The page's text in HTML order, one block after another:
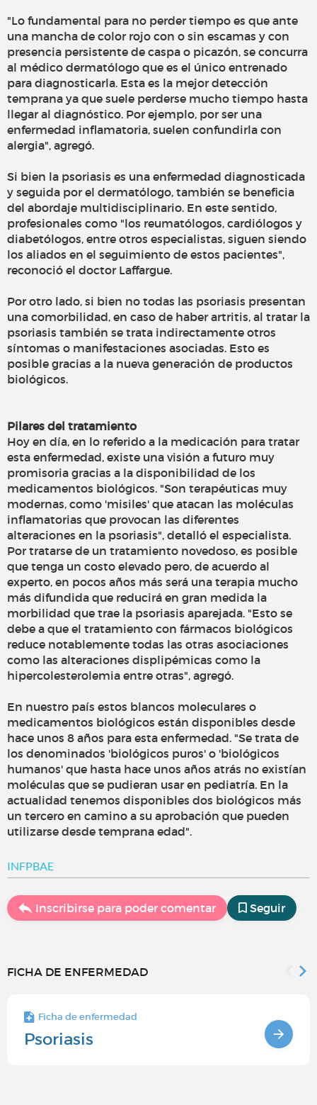
"Lo fundamental para no perder tiempo es que ante
una mancha de color rojo con o sin escamas y con
presencia persistente de caspa o picazón, se concurra
al médico dermatólogo que es el único entrenado
para diagnosticarla. Esta es la mejor detección
temprana ya que suele perderse mucho tiempo hasta
llegar al diagnóstico. Por ejemplo, por ser una
enfermedad inflamatoria, suelen confundirla con
alergia", agregó.
Si bien la psoriasis es una enfermedad diagnosticada
y seguida por el dermatólogo, también se beneficia
del abordaje multidisciplinario. En este sentido,
profesionales como "los reumatólogos, cardiólogos y
diabetólogos, entre otros especialistas, siguen siendo
los aliados en el seguimiento de estos pacientes",
reconoció el doctor Laffargue.
Por otro lado, si bien no todas las psoriasis presentan
una comorbilidad, en caso de haber artritis, al tratar la
psoriasis también se trata indirectamente otros
síntomas o manifestaciones asociadas. Esto es
posible gracias a la nueva generación de productos
biológicos.
Pilares del tratamiento
Hoy en día, en lo referido a la medicación para tratar
esta enfermedad, existe una visión a futuro muy
promisoria gracias a la disponibilidad de los
medicamentos biológicos. "Son terapéuticas muy
modernas, como 'misiles' que atacan las moléculas
inflamatorias que provocan las diferentes
alteraciones en la psoriasis", detalló el especialista.
Por tratarse de un tratamiento novedoso, es posible
que tenga un costo elevado pero, de acuerdo al
experto, en pocos años más será una terapia mucho
más difundida que reducirá en gran medida la
morbilidad que trae la psoriasis aparejada. "Esto se
debe a que el tratamiento con fármacos biológicos
reduce notablemente todas las otras asociaciones
como las alteraciones displipémicas como la
hipercolesterolemia entre otras", agregó.
En nuestro país estos blancos moleculares o
medicamentos biológicos están disponibles desde
hace unos 8 años para esta enfermedad. "Se trata de
los denominados 'biológicos puros' o 'biológicos
humanos' que hasta hace unos años atrás no existían
moléculas que se pudieran usar en pediatría. En la
actualidad tenemos disponibles dos biológicos más
un tercero en camino a su aprobación que pueden
utilizarse desde temprana edad".
INFPBAE
Inscribirse para poder comentar Seguir
FICHA DE ENFERMEDAD
Ficha de enfermedad
Psoriasis